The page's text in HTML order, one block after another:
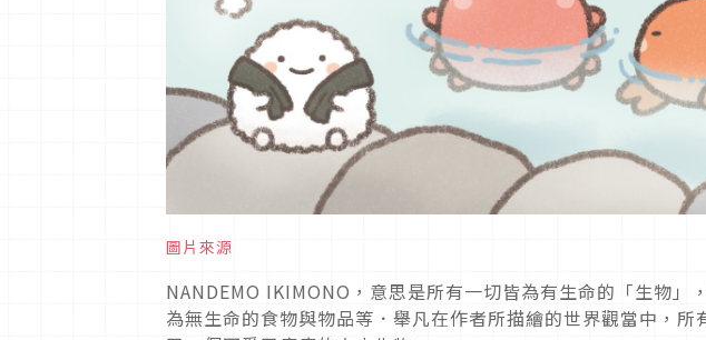
圖片來源
NANDEMO IKIMONO，意思是所有一切皆為有生命的「生物」
為無生命的食物與物品等．舉凡在作者所描繪的世界觀當中，